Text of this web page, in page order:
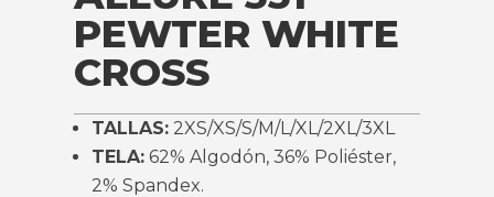
PEWTER WHITE
CROSS
TALLAS: 2XS/XS/S/M/L/XL/2XL/3XL
TELA: 62% Algodón, 36% Poliéster,
2% Spandex.